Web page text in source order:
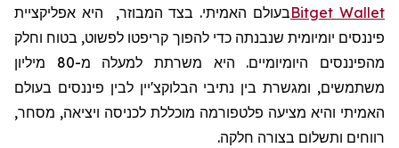
בעולם האמיתי. בצד המבוזר,Bitget Wallet
היא אפליקציית
פיננסים יומיומית שנבנתה כדי להפוך קריפטו לפשוט, בטוח וחלק
מהפיננסים היומיומיים. היא
משרתת למעלה מ-80
מיליון
משתמשים, ומגשרת בין נתיבי הבלוקצ'יין לבין פיננסים בעולם
האמיתי והיא מציעה פלטפורמה מוכללת לכניסה ויציאה, מסחר,
רווחים ותשלום בצורה חלקה.